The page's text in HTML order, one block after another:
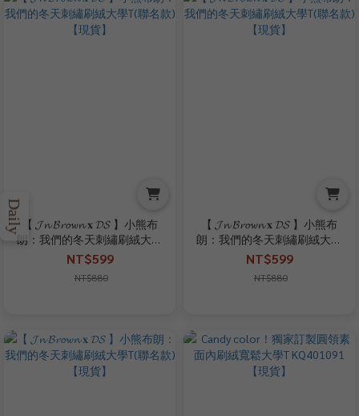
【 𝓙𝓷 𝓑𝓻𝓸𝔀𝓷 𝐱 𝓓𝓢 】小熊布
朗：我們的冬天刺繡刷絨大學
T(聯名款)【現貨】
NT$599
NT$880
【 𝓙𝓷 𝓑𝓻𝓸𝔀𝓷 𝐱 𝓓𝓢 】小熊布
朗：我們的冬天刺繡刷絨大學
T(聯名款)【現貨】
NT$599
NT$880
Daily